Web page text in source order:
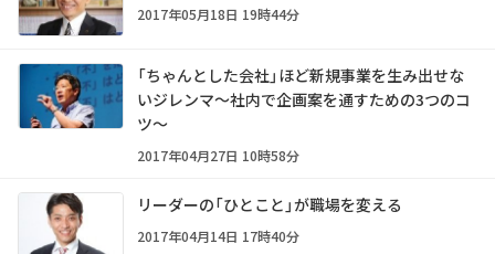
2017年05月18日 19時44分
「ちゃんとした会社」ほど新規事業を生み出せな
いジレンマ～社内で企画案を通すための3つのコ
ツ～
2017年04月27日 10時58分
リーダーの「ひとこと」が職場を変える
2017年04月14日 17時40分